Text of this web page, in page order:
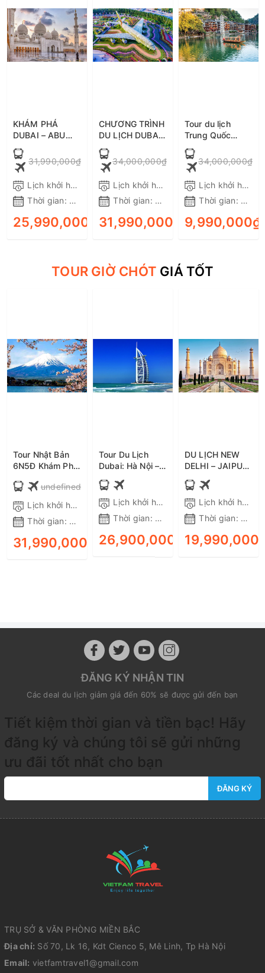
KHÁM PHÁ
DUBAI – ABU
DHABI 5 NGÀY 4
ĐÊM - BAY
ETIHAD
AIRWAYS 5*
31,990,000₫
Lịch khởi hành:
Tất cả các ngày trong tuần
Thời gian: 5 ngày 4 đêm
25,990,000₫ ĐẶT TOUR
CHƯƠNG TRÌNH
DU LỊCH DUBAI
– ABU DHABI 6
NGÀY 5 ĐÊM -
BAY EMIRATE
AIRWAY 5*
34,000,000₫
Lịch khởi hành:
Tất cả các ngày
Thời gian: 6 ngày 5 đêm
31,990,000₫ ĐẶT TOUR
Tour du lịch
Trung Quốc
5N4Đ: Từ Hà Nội
- Tam Hiệp -
Sông Dương Tử
- Phượng Hoàng
Cổ Trấn - Thất
Tinh Sơn, Bay
QW - Siêu tiết
34,000,000₫
Lịch khởi hành:
Thời gian: 5
9,990,000₫
TOUR GIỜ CHÓT GIÁ TỐT
Tour Nhật Bản
6N5Đ Khám Phá
Phú Sĩ - Tokyo,
Bay Vietnam
Airlines,
Shinkansen, ôtô,
Nội
undefined
Lịch khởi hành:
Tất cả các ngày trong tuần
Thời gian: 6 ngày 5 đêm
31,990,000₫ ĐẶT TOUR
Tour Du Lịch
Dubai: Hà Nội –
Safari – Abu
Dhabi 6N5Đ –
Bay EK tiết kiệm,
ưu đãi
Lịch khởi hành:
Tất cả các ngày
Thời gian: 6 ngày 5 đêm
26,900,000₫ ĐẶT TOUR
DU LỊCH NEW
DELHI – JAIPUR
5 ĐÊM BAY
VIETNAM
AIRLINES
Lịch khởi hành:
Thời gian: 6
ĐĂNG KÝ NHẬN TIN
Các deal du lịch giảm giá đến 60% sẽ được gửi đến bạn
Tiết kiệm thời gian và tiền bạc! Hãy
đăng ký và chúng tôi sẽ gửi những
ưu đãi tốt nhất cho bạn
ĐĂNG KÝ
TRỤ SỞ & VĂN PHÒNG MIỀN BẮC
Địa chỉ: Số 70, Lk 16, Kdt Cienco 5, Mê Linh, Tp Hà Nội
Email: vietfamtravel1@gmail.com